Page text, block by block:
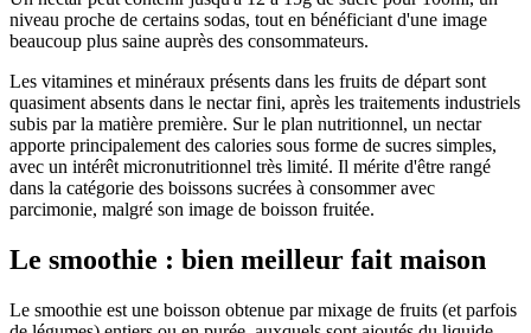
niveau proche de certains sodas, tout en bénéficiant d'une image
beaucoup plus saine auprès des consommateurs.
Les vitamines et minéraux présents dans les fruits de départ sont
quasiment absents dans le nectar fini, après les traitements industriels
subis par la matière première. Sur le plan nutritionnel, un nectar
apporte principalement des calories sous forme de sucres simples,
avec un intérêt micronutritionnel très limité. Il mérite d'être rangé
dans la catégorie des boissons sucrées à consommer avec
parcimonie, malgré son image de boisson fruitée.
Le smoothie : bien meilleur fait maison
Le smoothie est une boisson obtenue par mixage de fruits (et parfois